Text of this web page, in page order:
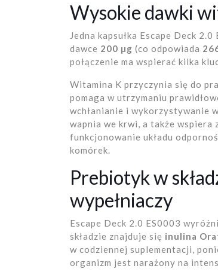
Wysokie dawki
Jedna kapsułka Escape Deck
dawce 200 µg (co odpowiada
połączenie ma wspierać kilka
Witamina K przyczynia się do
pomaga w utrzymaniu
wchłanianie i wykorzystywanie
wapnia we krwi, a także wspiera
funkcjonowanie układu
komórek.
Prebiotyk w
wypełniaczy
Escape Deck 2.0 ES0003
składzie znajduje się inulina
w codziennej suplementacji,
organizm jest narażony na